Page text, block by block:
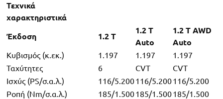
Τεχνικά
χαρακτηριστικά
Έκδοση 1.2 T
1.2 T
Auto
1.2 T AWD
Auto
Κυβισμός (κ.εκ.)
1.197 1.197
1.197
Ταχύτητες
6 CVT
CVT
Ισχύς (PS/σ.α.λ.)
116/5.200116/5.200116/5.200
Ροπή (Nm/σ.α.λ.)
185/1.500185/1.500185/1.500